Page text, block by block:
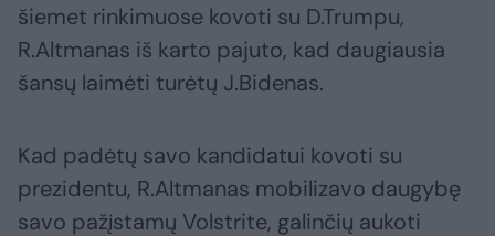
šiemet rinkimuose kovoti su D.Trumpu,
R.Altmanas iš karto pajuto, kad daugiausia
šansų laimėti turėtų J.Bidenas.
Kad padėtų savo kandidatui kovoti su
prezidentu, R.Altmanas mobilizavo daugybę
savo pažįstamų Volstrite, galinčių aukoti